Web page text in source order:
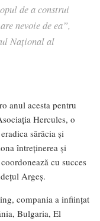
de a construi
nevoie de ea”,
Național al
anul acesta pentru
Hercules, o
sărăcia și
întreținerea și
cu succes
Argeș.
compania a inființat
Bulgaria, El